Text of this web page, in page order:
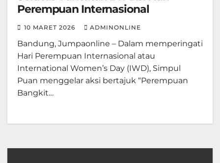
Perempuan Internasional
10 MARET 2026 ADMINONLINE
Bandung, Jumpaonline – Dalam memperingati
Hari Perempuan Internasional atau
International Women’s Day (IWD), Simpul
Puan menggelar aksi bertajuk “Perempuan
Bangkit…